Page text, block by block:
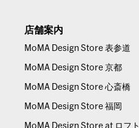
店舗案内
MoMA Design Store 表参道
MoMA Design Store 京都
MoMA Design Store 心斎橋
MoMA Design Store 福岡
MoMA Design Store at ロフト